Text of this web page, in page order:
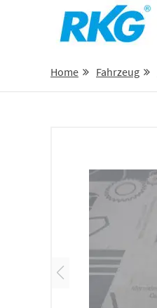
Home Fahrzeug